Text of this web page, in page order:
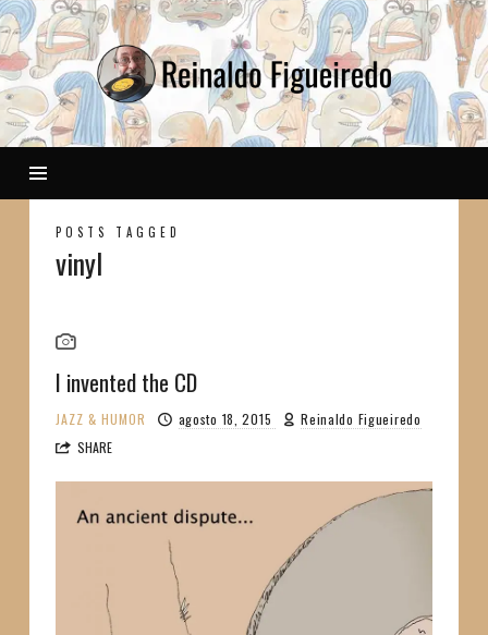
Reinaldo
POSTS TAGGED
vinyl
I invented the CD
JAZZ & HUMOR agosto 18, 2015
Reinaldo Figueiredo
SHARE